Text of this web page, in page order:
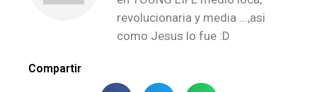
revolucionaria y media ...,asi
como Jesus lo fue :D
Compartir